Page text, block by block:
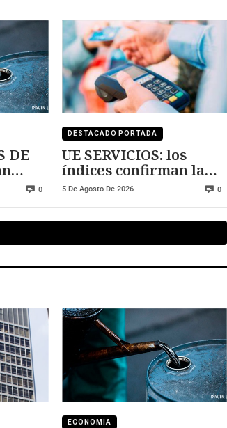
DE
0
DESTACADO PORTADA
UE SERVICIOS: los
índices confirman la
expansión
5 De Agosto De 2026 0
ECONOMÍA